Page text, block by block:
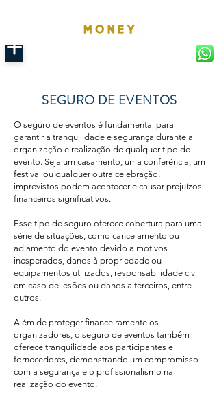
SEGURO DE EVENTOS
O seguro de eventos é fundamental para
garantir a tranquilidade e segurança durante a
organização e realização de qualquer tipo de
evento. Seja um casamento, uma conferência, um
festival ou qualquer outra celebração,
imprevistos podem acontecer e causar prejuízos
financeiros significativos.
Esse tipo de seguro oferece cobertura para uma
série de situações, como cancelamento ou
adiamento do evento devido a motivos
inesperados, danos à propriedade ou
equipamentos utilizados, responsabilidade civil
em caso de lesões ou danos a terceiros, entre
outros.
Além de proteger financeiramente os
organizadores, o seguro de eventos também
oferece tranquilidade aos participantes e
fornecedores, demonstrando um compromisso
com a segurança e o profissionalismo na
realização do evento.